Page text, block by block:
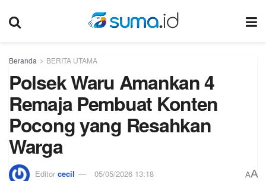
Beranda BERITA UTAMA
Polsek Waru Amankan 4
Remaja Pembuat Konten
Pocong yang Resahkan
Warga
Editor cecil 05/05/2026 13:18 AA